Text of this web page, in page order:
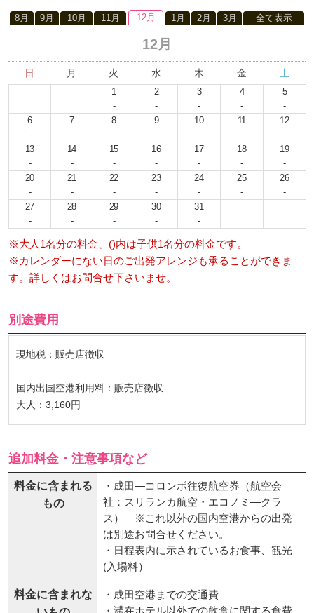
8月 9月 10月 11月 12月 1月 2月 3月 全て表示
12月
日 月 火 水 木 金 土
1
-
2
-
3
-
4
-
5
-
6
-
7
-
8
-
9
-
10
-
11
-
12
-
13
-
14
-
15
-
16
-
17
-
18
-
19
-
20
-
21
-
22
-
23
-
24
-
25
-
26
-
27
-
28
-
29
-
30
-
31
-
※大人1名分の料金、()内は子供1名分の料金です。
※カレンダーにない日のご出発アレンジも承ることができま
す。詳しくはお問合せ下さいませ。
別途費用
現地税：販売店徴収
国内出国空港利用料：販売店徴収
大人：3,160円
追加料金・注意事項など
料金に含まれる
もの
・成田―コロンボ往復航空券（航空会
社：スリランカ航空・エコノミ―クラ
ス） ※これ以外の国内空港からの出発
は別途お問合せください。
・日程表内に示されているお食事、観光
(入場料）
料金に含まれな
・成田空港までの交通費